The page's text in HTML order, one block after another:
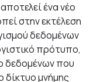
ένα νέο
στην εκτέλεση
δεδομένων
πρότυπο,
δεδομένων που
δίκτυο μνήμης